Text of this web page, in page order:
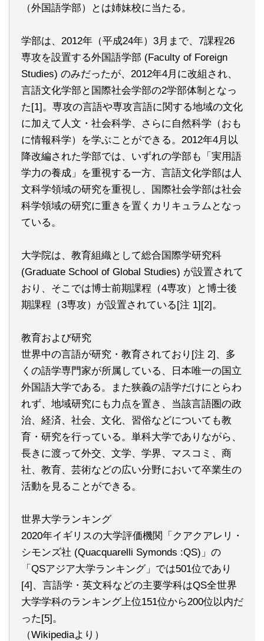
（外国語学部）とは姉妹校に当たる。
学部は、2012年（平成24年）3月まで、7課程26
専攻を設置する外国語学部 (Faculty of Foreign
Studies) のみだったが、2012年4月に改組され、
言語文化学部と国際社会学部の2学部体制となっ
た[1]。専攻の言語や専攻言語に関する地域の文化
に加えて人文・社会科学、さらに自然科学（おも
に情報科学）を学ぶことができる。2012年4月以
降改編された学部では、いずれの学部も「実用語
学力の養成」を重視する一方、言語文化学部は人
文科学領域の研究を重視し、国際社会学部は社会
科学領域の研究に重きを置くカリキュラムとなっ
ている。
大学院は、教育組織として総合国際学研究科
(Graduate School of Global Studies) が設置されて
おり、そこでは博士前期課程（4専攻）と博士後
期課程（3専攻）が設置されている[注 1][2]。
教育および研究
世界中の言語が研究・教育されており[注 2]、多
くの語学専門家が所属している、日本唯一の国立
外国語大学である。また狭義の語学だけにとらわ
れず、地域研究にも力点を置き、当該言語圏の政
治、経済、社会、文化、習俗などについても教
育・研究を行っている。単科大学でありながら、
長きに渡って外交、文学、学界、マスコミ、商
社、教育、芸術などの広い分野において卒業生の
活動を見ることができる。
世界大学ランキング
2020年イギリスの大学評価機関「クアクアレリ・
シモンズ社 (Quacquarelli Symonds :QS)」の
「QSアジア大学ランキング」では501位であり
[4]、言語学・英文科などの主要学科はQS全世界
大学学科のランキング上位151位から200位以内だ
った[5]。
（Wikipediaより）